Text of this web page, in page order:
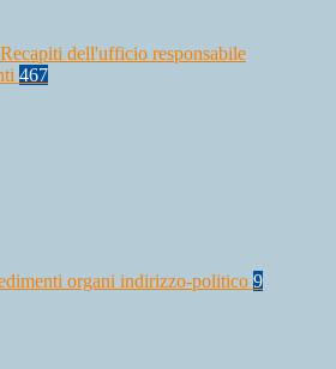
Recapiti dell'ufficio responsabile
467
organi indirizzo-politico 9